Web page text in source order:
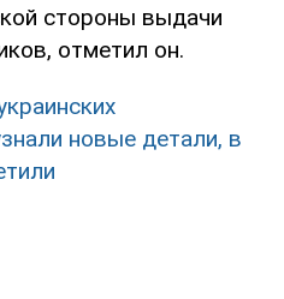
стороны выдачи
отметил он.
новые детали, в